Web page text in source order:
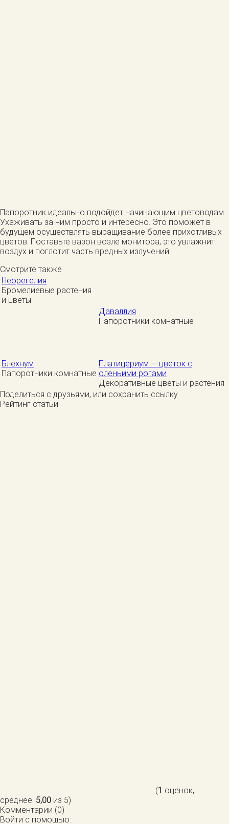
Папоротник идеально подойдет начинающим цветоводам.
Ухаживать за ним просто и интересно. Это поможет в
будущем осуществлять выращивание более прихотливых
цветов. Поставьте вазон возле монитора, это увлажнит
воздух и поглотит часть вредных излучений.
Смотрите также
Неорегелия
Бромелиевые растения
и цветы
Даваллия
Папоротники комнатные
Блехнум
Папоротники комнатные
Платицериум — цветок с
оленьими рогами
Декоративные цветы и растения
Поделиться с друзьями, или сохранить ссылку
Рейтинг статьи
(1 оценок,
среднее: 5,00 из 5)
Комментарии (0)
Войти с помощью: